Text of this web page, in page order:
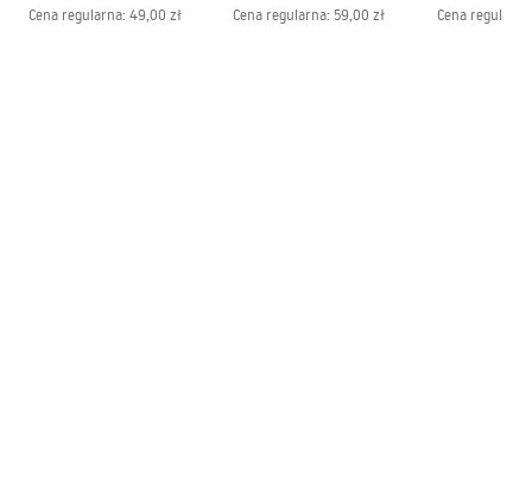
Cena regularna: 49,00 zł
Cena regularna: 59,00 zł
Cena regularna